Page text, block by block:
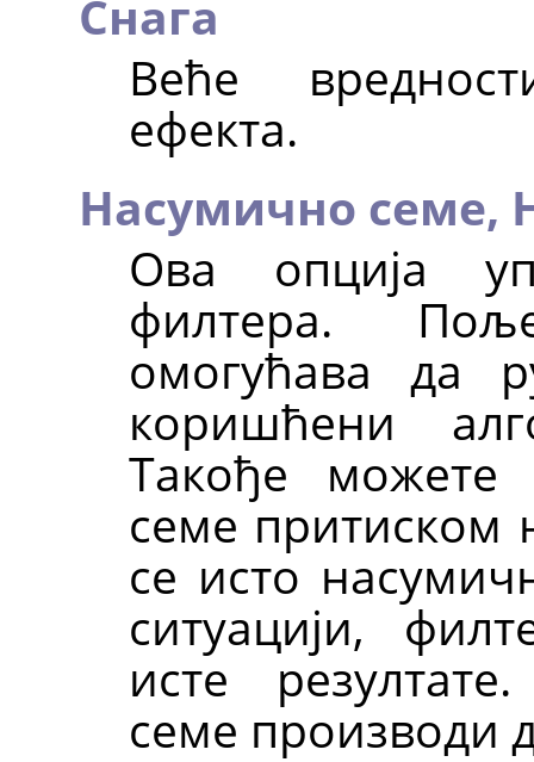
Снага
Веће
ефекта.
Насумично семе,
Ова опција
филтера.
омогућава да
коришћени
Такође можете
семе притиском
се исто
ситуацији,
исте
семе производи